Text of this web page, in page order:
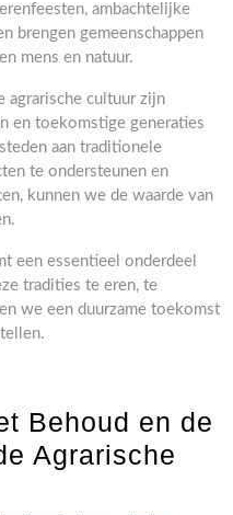
ambachtelijke
brengen gemeenschappen
mens en natuur.
agrarische cultuur zijn
en toekomstige generaties
aan traditionele
te ondersteunen en
kunnen we de waarde van
een essentieel onderdeel
tradities te eren, te
we een duurzame toekomst
Behoud en de
Agrarische